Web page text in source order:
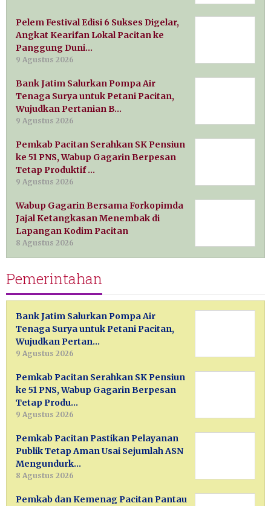
Pelem Festival Edisi 6 Sukses Digelar,
Angkat Kearifan Lokal Pacitan ke
Panggung Duni…
9 Agustus 2026
Bank Jatim Salurkan Pompa Air
Tenaga Surya untuk Petani Pacitan,
Wujudkan Pertanian B…
9 Agustus 2026
Pemkab Pacitan Serahkan SK Pensiun
ke 51 PNS, Wabup Gagarin Berpesan
Tetap Produktif …
9 Agustus 2026
Wabup Gagarin Bersama Forkopimda
Jajal Ketangkasan Menembak di
Lapangan Kodim Pacitan
8 Agustus 2026
Pemerintahan
Bank Jatim Salurkan Pompa Air
Tenaga Surya untuk Petani Pacitan,
Wujudkan Pertan…
9 Agustus 2026
Pemkab Pacitan Serahkan SK Pensiun
ke 51 PNS, Wabup Gagarin Berpesan
Tetap Produ…
9 Agustus 2026
Pemkab Pacitan Pastikan Pelayanan
Publik Tetap Aman Usai Sejumlah ASN
Mengundurk…
8 Agustus 2026
Pemkab dan Kemenag Pacitan Pantau